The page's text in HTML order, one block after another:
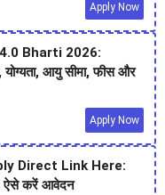
Apply Now
Bharti 2026:
योग्यता, आयु सीमा, फीस और
Apply Now
Direct Link Here:
ऐसे करें आवेदन